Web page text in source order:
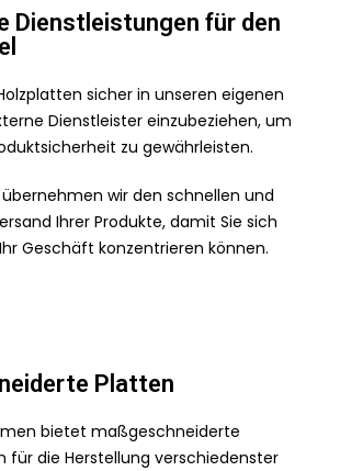
Dienstleistungen für den
sicher in unseren eigenen
Dienstleister einzubeziehen, um
zu gewährleisten.
wir den schnellen und
Ihrer Produkte, damit Sie sich
Geschäft konzentrieren können.
Platten
bietet maßgeschneiderte
für die Herstellung verschiedenster